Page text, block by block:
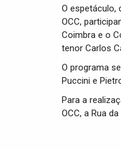
O espetáculo,
OCC,
Coimbra e o
tenor Carlos
O programa
Puccini e
Para a
OCC, a Rua